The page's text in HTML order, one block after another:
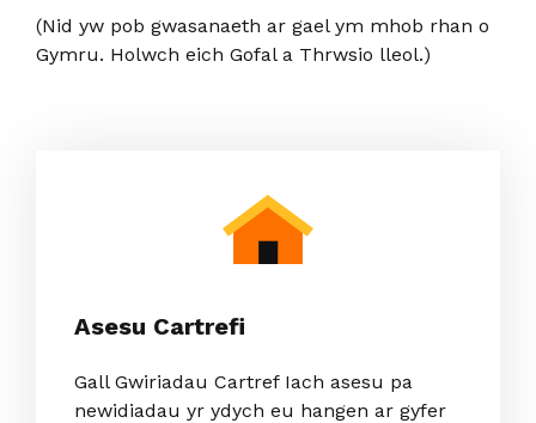
(Nid yw pob gwasanaeth ar gael ym mhob rhan o
Gymru. Holwch eich Gofal a Thrwsio lleol.)
Asesu Cartrefi
Gall Gwiriadau Cartref Iach asesu pa
newidiadau yr ydych eu hangen ar gyfer